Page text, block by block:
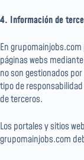
4. Información de
En
páginas webs
no son gestionados por
tipo de
de terceros.
Los portales y sitios
grupomainjobs.com